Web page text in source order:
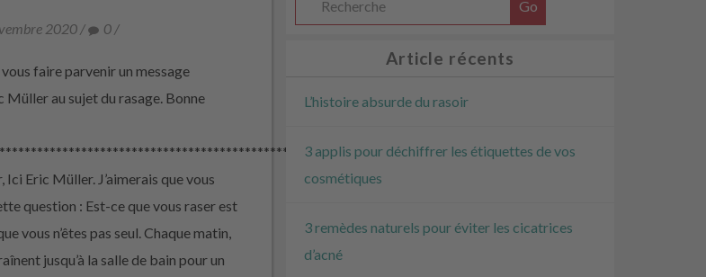
2020 / 0 /
vous faire parvenir un message
au sujet du rasage. Bonne
Eric Müller. J’aimerais que vous
question : Est-ce que vous raser est
vous n’êtes pas seul. Chaque matin,
jusqu’à la salle de bain pour un
Article récents
L’histoire absurde du rasoir
3 applis pour déchiffrer les étiquettes de vos
cosmétiques
3 remèdes naturels pour éviter les cicatrices
d’acné